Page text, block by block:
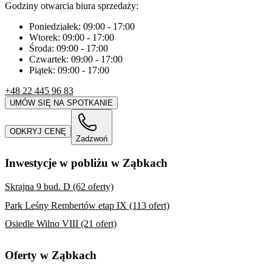
Godziny otwarcia biura sprzedaży:
Poniedziałek: 09:00 - 17:00
Wtorek: 09:00 - 17:00
Środa: 09:00 - 17:00
Czwartek: 09:00 - 17:00
Piątek: 09:00 - 17:00
+48 22 445 96 83
UMÓW SIĘ NA SPOTKANIE
ODKRYJ CENĘ
Zadzwoń
Inwestycje w pobliżu w Ząbkach
Skrajna 9 bud. D (62 oferty)
Park Leśny Rembertów etap IX (113 ofert)
Osiedle Wilno VIII (21 ofert)
Oferty w Ząbkach